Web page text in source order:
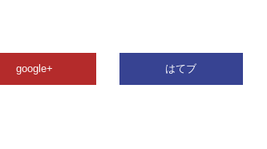
google+ はてブ